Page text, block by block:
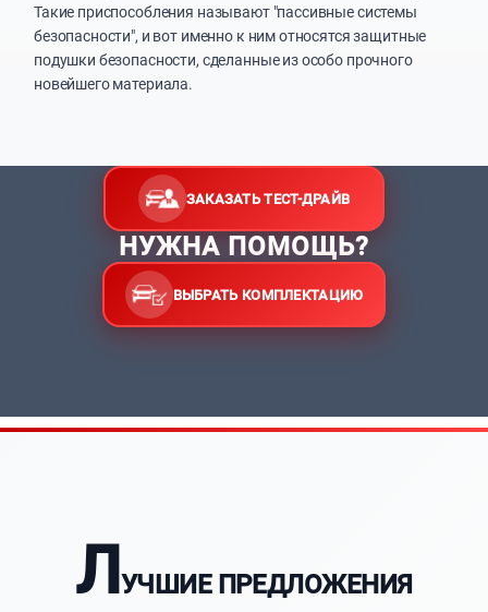
Такие приспособления называют "пассивные системы
безопасности", и вот именно к ним относятся защитные
подушки безопасности, сделанные из особо прочного
новейшего материала.
ЗАКАЗАТЬ ТЕСТ-ДРАЙВ
НУЖНА ПОМОЩЬ?
ВЫБРАТЬ КОМПЛЕКТАЦИЮ
ЛУЧШИЕ ПРЕДЛОЖЕНИЯ